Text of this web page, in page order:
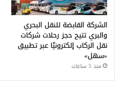
الشركة القابضة للنقل البحري
والبري تتيح حجز رحلات شركات
نقل الركاب إلكترونيًا عبر تطبيق
«سهل»
منذ 5 ساعات